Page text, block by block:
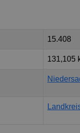
15.408
131,105